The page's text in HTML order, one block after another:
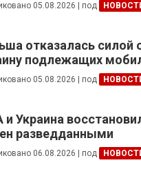
05.08.2026 под
отказалась силой
подлежащих
05.08.2026 под
Украина
разведданными
06.08.2026 под